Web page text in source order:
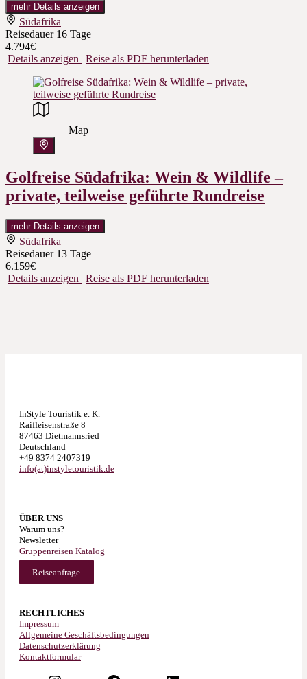
mehr Details anzeigen
Südafrika
Reisedauer 16 Tage
4.794€
Details anzeigen
Reise als PDF herunterladen
Map
Golfreise Südafrika: Wein & Wildlife –
private, teilweise geführte Rundreise
mehr Details anzeigen
Südafrika
Reisedauer 13 Tage
6.159€
Details anzeigen
Reise als PDF herunterladen
InStyle Touristik e. K.
Raiffeisenstraße 8
87463 Dietmannsried
Deutschland
+49 8374 2407319
info(at)instyletouristik.de
ÜBER UNS
Warum uns?
Newsletter
Gruppenreisen Katalog
Reiseanfrage
RECHTLICHES
Impressum
Allgemeine Geschäftsbedingungen
Datenschutzerklärung
Kontaktformular